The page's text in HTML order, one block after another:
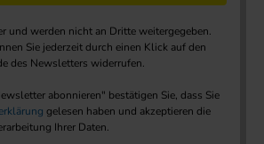
und werden nicht an Dritte weitergegeben.
Sie jederzeit durch einen Klick auf den
des Newsletters widerrufen.
abonnieren" bestätigen Sie, dass Sie
gelesen haben und akzeptieren die
Ihrer Daten.